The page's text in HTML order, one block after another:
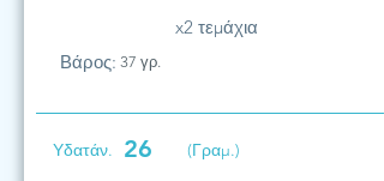
x2 τεμάχια
Βάρος: 37 γρ.
Υδατάν. 26 (Γραμ.)